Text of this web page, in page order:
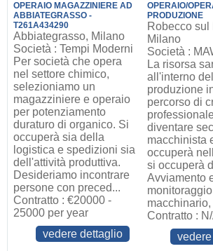
OPERAIO MAGAZZINIERE AD
ABBIATEGRASSO -
T261A434290
Abbiategrasso, Milano
Società : Tempi Moderni
Per società che opera
nel settore chimico,
selezioniamo un
magazziniere e operaio
per potenziamento
duraturo di organico. Si
occuperà sia della
logistica e spedizioni sia
dell'attività produttiva.
Desideriamo incontrare
persone con preced...
Contratto : €20000 -
25000 per year
vedere dettaglio
OPERAIO/
PRODUZIONE
Robecco sul
Milano
Società :
La risorsa
all'interno
produzione
percorso di
diventare
macchinista
occuperà
si occuperà
Avviamento
monitoraggio
macchinario,
Contratto :